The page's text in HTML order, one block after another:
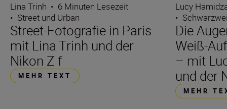
Lina Trinh • 6 Minuten Lesezeit
• Street und Urban
Street-Fotografie in Paris
mit Lina Trinh und der
Nikon Z f
MEHR TEXT
Lucy
•
Die
Weiß-
– mit
und der
MEHR